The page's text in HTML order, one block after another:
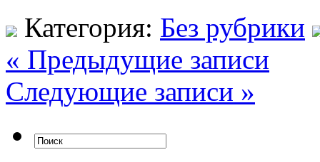
Категория: Без рубрики
« Предыдущие записи
Следующие записи »